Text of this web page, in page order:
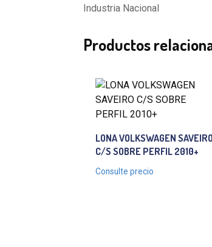
Industria Nacional
Productos
LONA VOLKSWAGEN SAVEIRO
C/S SOBRE PERFIL 2010+
Consulte precio